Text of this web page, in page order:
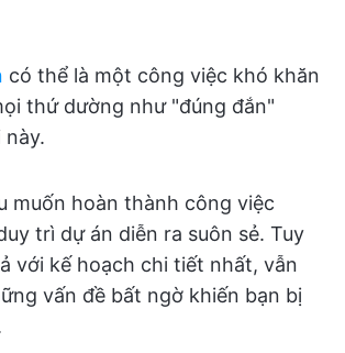
có thể là một công việc khó khăn
thứ dường như "đúng đắn"
muốn hoàn thành công việc
trì dự án diễn ra suôn sẻ. Tuy
với kế hoạch chi tiết nhất, vẫn
vấn đề bất ngờ khiến bạn bị